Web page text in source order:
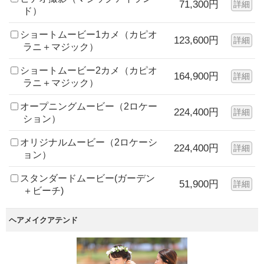
ド）
71,300円 詳細
ショートムービー1カメ（カピオ
ラニ＋マジック）
123,600円 詳細
ショートムービー2カメ（カピオ
ラニ＋マジック）
164,900円 詳細
オープニングムービー（2ロケー
ション）
224,400円 詳細
オリジナルムービー（2ロケーシ
ョン）
224,400円 詳細
スタンダードムービー(ガーデン
＋ビーチ)
51,900円 詳細
ヘアメイクアテンド